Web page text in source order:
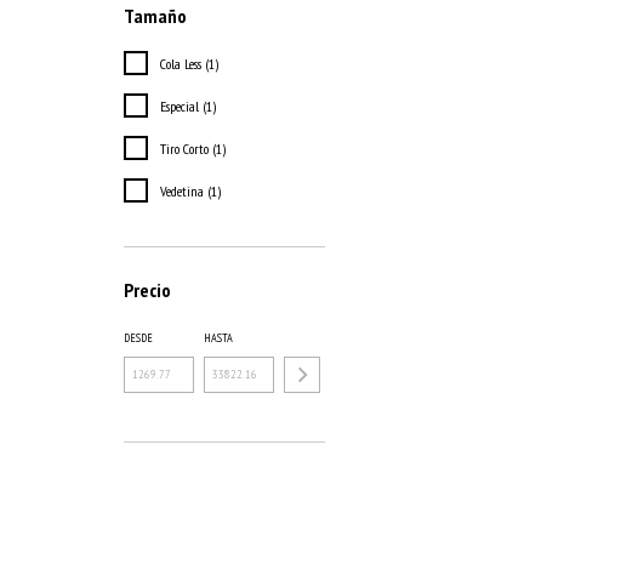
Tamaño
Cola Less (1)
Especial (1)
Tiro Corto (1)
Vedetina (1)
Precio
DESDE HASTA